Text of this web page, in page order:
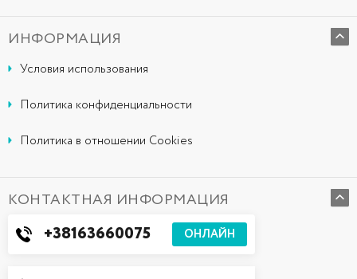
ИНФОРМАЦИЯ
Условия использования
Политика конфиденциальности
Политика в отношении Cookies
КОНТАКТНАЯ ИНФОРМАЦИЯ
+38163660075 ОНЛАЙН